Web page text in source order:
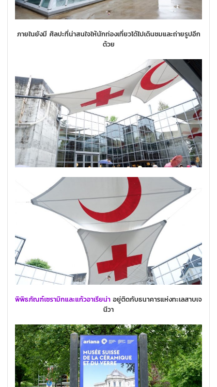
ภายในยังมี ศิลปะที่น่าสนใจให้นักท่องเที่ยวได้ไปเดินชมและถ่ายรูปอีก
ด้วย
พิพิธภัณฑ์เซรามิกและแก้วอาเรียน่า อยู่ติดกับธนาคารแห่งทะเลสาบเจ
นีวา